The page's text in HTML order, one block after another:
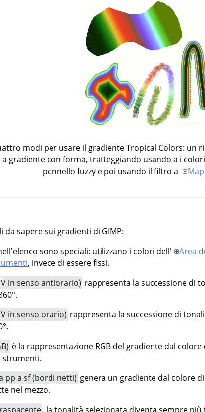
modi per usare il gradiente Tropical Colors: un
gradiente con forma, tratteggiando usando a i
pennello fuzzy e poi usando il filtro a
da sapere sui gradienti di GIMP:
sono speciali: utilizzano i colori dell'
Area
, invece di essere fissi.
in senso antiorario) rappresenta la successione di
in senso orario) rappresenta la successione di
è la rappresentazione RGB del gradiente dal
strumenti.
pp a sf (bordi netti) genera un gradiente dal colore
nel mezzo.
, la tonalità selezionata diventa sempre